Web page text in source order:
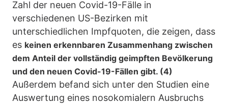
Zahl der neuen Covid-19-Fälle in
verschiedenen US-Bezirken mit
unterschiedlichen Impfquoten, die zeigen, dass
es keinen erkennbaren Zusammenhang zwischen
dem Anteil der vollständig geimpften Bevölkerung
und den neuen Covid-19-Fällen gibt. (4)
Außerdem befand sich unter den Studien eine
Auswertung eines nosokomialern Ausbruchs